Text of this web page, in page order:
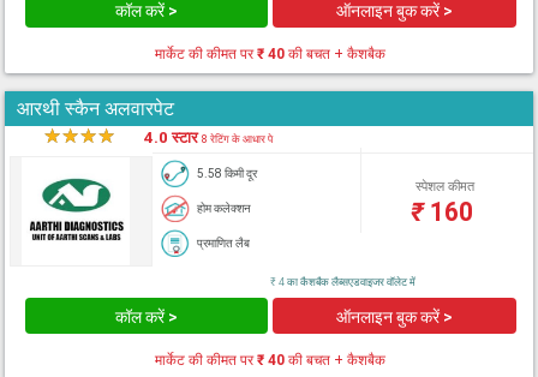
कॉल करें > ऑनलाइन बुक करें >
मार्केट की कीमत पर₹ 40 की बचत + कैशबैक
आरथी स्कैन अलवारपेट
★★★★ 4.0 स्टार8 रेटिंग के आधार पे
5.58 किमी दूर
होम कलेक्शन
प्रमाणित लैब
स्पेशल कीमत
₹160
₹ 4 का कैशबैक लैब्सएडवाइजर वॉलेट में
कॉल करें > ऑनलाइन बुक करें >
मार्केट की कीमत पर₹ 40 की बचत + कैशबैक